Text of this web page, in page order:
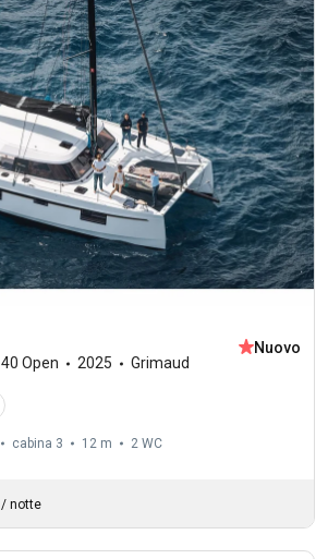
40 Open 2025 Grimaud
Nuovo
cabina 3 12 m 2 WC
/ notte